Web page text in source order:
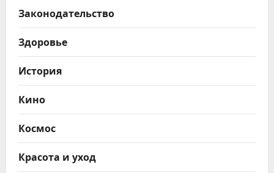
Законодательство
Здоровье
История
Кино
Космос
Красота и уход